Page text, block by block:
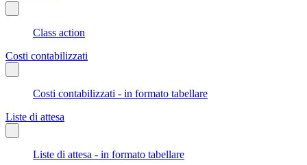
Class action
Costi contabilizzati
Costi contabilizzati - in formato tabellare
Liste di attesa
Liste di attesa - in formato tabellare